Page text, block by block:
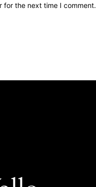
for the next time I comment.